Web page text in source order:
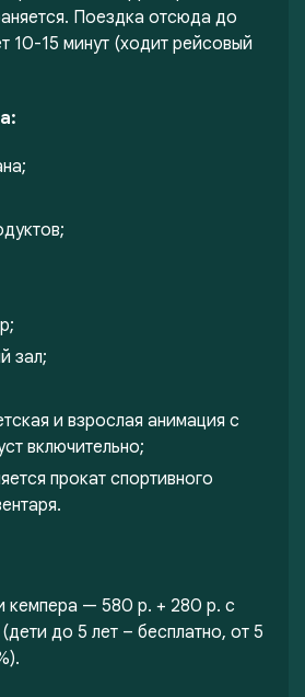
Поездка отсюда до
10-15 минут (ходит рейсовый
зал;
и взрослая анимация с
включительно;
прокат спортивного
кемпера — 580 р. + 280 р. с
до 5 лет – бесплатно, от 5